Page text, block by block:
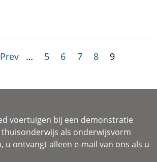
… 5 6 7 8 9
voertuigen bij een demonstratie
thuisonderwijs als onderwijsvorm
u ontvangt alleen e-mail van ons als u